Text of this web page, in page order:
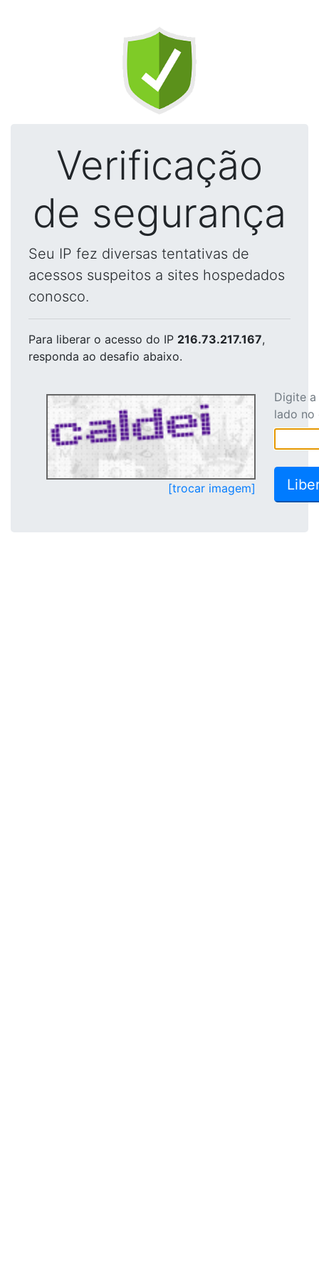
Verificação
de segurança
Seu IP fez diversas tentativas de
acessos suspeitos a sites hospedados
conosco.
Para liberar o acesso do IP 216.73.217.167,
responda ao desafio abaixo.
[trocar imagem]
Digite
lado no